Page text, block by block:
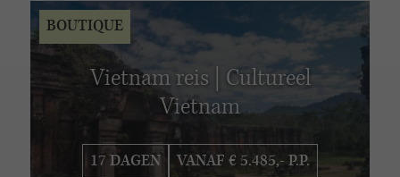
Vietnam reis | Cultureel
Vietnam
17 DAGEN VANAF € 5.485,- P.P.
BOUTIQUE